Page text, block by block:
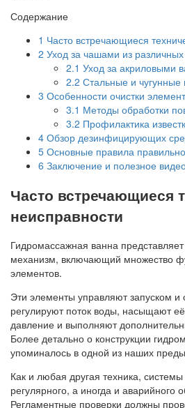
Содержание
1 Часто встречающиеся
2 Уход за чашами из
2.1 Уход за акриловыми
2.2 Стальные и чугунные
3 Особенности очистки
3.1 Методы обработки
3.2 Профилактика
4 Обзор дезинфицирующих
5 Основные правила
6 Заключение и полезное
Часто встречающиеся
неисправности
Гидромассажная ванна
механизм, включающий множество
элементов.
Эти элементы управляют запуском и
регулируют поток воды, насыщают
давление и выполняют
Более детально о конструкции
упоминалось в одной из наших
Как и любая другая техника,
регулярного, а иногда и аварийного
Регламентные проверки должны